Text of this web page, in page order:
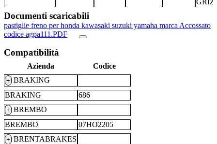
Documenti scaricabili
pastiglie freno per honda kawasaki suzuki yamaha marca Accossato
codice agpa111.PDF
Compatibilità
Azienda Codice
+ BRAKING
BRAKING
686
+ BREMBO
BREMBO
07HO2205
+ BRENTABRAKES